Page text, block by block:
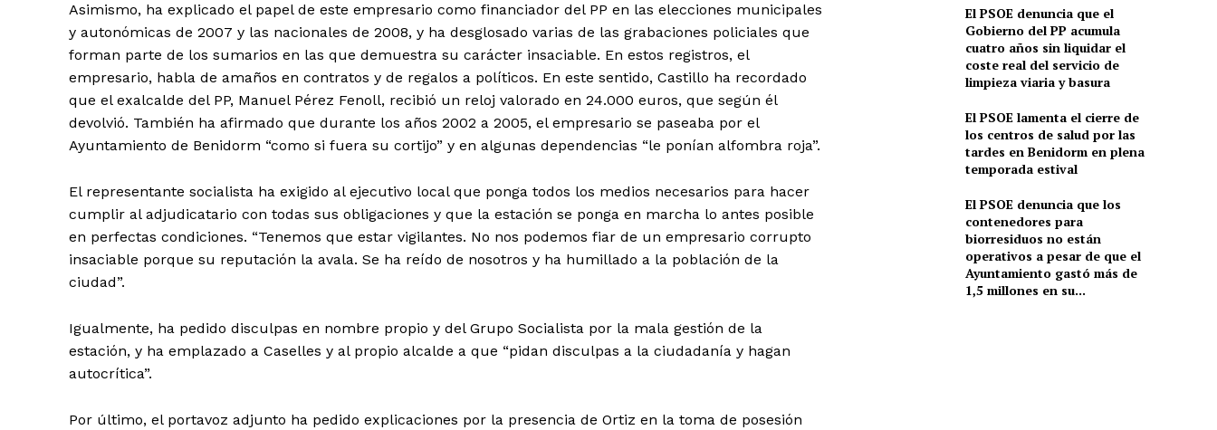
Asimismo, ha explicado el papel de este empresario como financiador del PP en las elecciones municipales
y autonómicas de 2007 y las nacionales de 2008, y ha desglosado varias de las grabaciones policiales que
forman parte de los sumarios en las que demuestra su carácter insaciable. En estos registros, el
empresario, habla de amaños en contratos y de regalos a políticos. En este sentido, Castillo ha recordado
que el exalcalde del PP, Manuel Pérez Fenoll, recibió un reloj valorado en 24.000 euros, que según él
devolvió. También ha afirmado que durante los años 2002 a 2005, el empresario se paseaba por el
Ayuntamiento de Benidorm “como si fuera su cortijo” y en algunas dependencias “le ponían alfombra roja”.
El representante socialista ha exigido al ejecutivo local que ponga todos los medios necesarios para hacer
cumplir al adjudicatario con todas sus obligaciones y que la estación se ponga en marcha lo antes posible
en perfectas condiciones. “Tenemos que estar vigilantes. No nos podemos fiar de un empresario corrupto
insaciable porque su reputación la avala. Se ha reído de nosotros y ha humillado a la población de la
ciudad”.
Igualmente, ha pedido disculpas en nombre propio y del Grupo Socialista por la mala gestión de la
estación, y ha emplazado a Caselles y al propio alcalde a que “pidan disculpas a la ciudadanía y hagan
autocrítica”.
Por último, el portavoz adjunto ha pedido explicaciones por la presencia de Ortiz en la toma de posesión
El PSOE denuncia que el
Gobierno del PP acumula
cuatro años sin liquidar el
coste real del servicio de
limpieza viaria y basura
El PSOE lamenta el cierre de
los centros de salud por las
tardes en Benidorm en plena
temporada estival
El PSOE denuncia que los
contenedores para
biorresiduos no están
operativos a pesar de que el
Ayuntamiento gastó más de
1,5 millones en su...